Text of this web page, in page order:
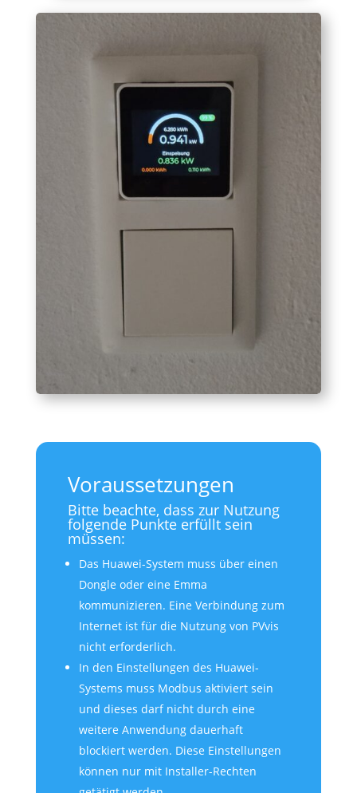
Voraussetzungen
Bitte beachte, dass zur Nutzung
folgende Punkte erfüllt sein
müssen:
Das Huawei-System muss über einen
Dongle oder eine Emma
kommunizieren. Eine Verbindung zum
Internet ist für die Nutzung von PVvis
nicht erforderlich.
In den Einstellungen des Huawei-
Systems muss Modbus aktiviert sein
und dieses darf nicht durch eine
weitere Anwendung dauerhaft
blockiert werden. Diese Einstellungen
können nur mit Installer-Rechten